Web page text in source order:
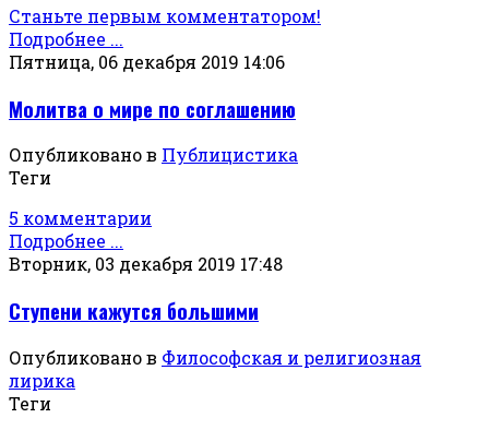
Станьте первым комментатором!
Подробнее ...
Пятница, 06 декабря 2019 14:06
Молитва о мире по соглашению
Опубликовано в Публицистика
Теги
5 комментарии
Подробнее ...
Вторник, 03 декабря 2019 17:48
Ступени кажутся большими
Опубликовано в Философская и религиозная
лирика
Теги